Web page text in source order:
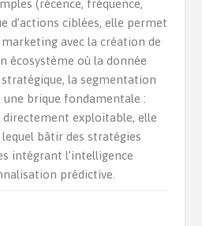
(récence, fréquence,
d’actions ciblées, elle permet
marketing avec la création de
écosystème où la donnée
la segmentation
une brique fondamentale :
exploitable, elle
bâtir des stratégies
intégrant l’intelligence
prédictive.